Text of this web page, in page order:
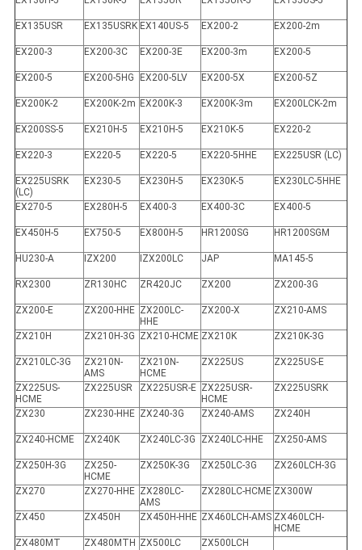
EX135USR EX135USRK EX140US-5 EX200-2 EX200-2m
EX200-3 EX200-3C EX200-3E EX200-3m EX200-5
EX200-5 EX200-5HG EX200-5LV EX200-5X EX200-5Z
EX200K-2 EX200K-2m EX200K-3 EX200K-3m EX200LCK-2m
EX200SS-5 EX210H-5 EX210H-5 EX210K-5 EX220-2
EX220-3 EX220-5 EX220-5 EX220-5HHE EX225USR (LC)
EX225USRK
(LC)
EX230-5 EX230H-5 EX230K-5 EX230LC-5HHE
EX270-5 EX280H-5 EX400-3 EX400-3C EX400-5
EX450H-5 EX750-5 EX800H-5 HR1200SG HR1200SGM
HU230-A IZX200 IZX200LC JAP MA145-5
RX2300 ZR130HC ZR420JC ZX200 ZX200-3G
ZX200-E ZX200-HHE ZX200LC-
HHE
ZX200-X ZX210-AMS
ZX210H ZX210H-3G ZX210-HCME ZX210K ZX210K-3G
ZX210LC-3G
ZX210N-
AMS
ZX210N-
HCME
ZX225US ZX225US-E
ZX225US-
HCME
ZX225USR ZX225USR-E ZX225USR-
HCME
ZX225USRK
ZX230 ZX230-HHE ZX240-3G ZX240-AMS ZX240H
ZX240-HCME ZX240K ZX240LC-3G ZX240LC-HHE ZX250-AMS
ZX250H-3G
ZX250-
HCME
ZX250K-3G ZX250LC-3G ZX260LCH-3G
ZX270 ZX270-HHE ZX280LC-
AMS
ZX280LC-HCME ZX300W
ZX450 ZX450H ZX450H-HHE ZX460LCH-AMS ZX460LCH-
HCME
ZX480MT
ZX480MTH ZX500LC ZX500LCH